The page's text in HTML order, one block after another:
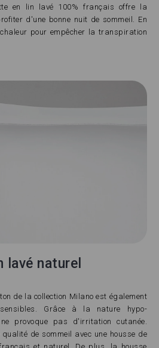
en lin lavé 100% français offre la
d'une bonne nuit de sommeil. En
pour empêcher la transpiration
lavé naturel
de la collection Milano est également
Grâce à la nature hypo-
provoque pas d'irritation cutanée.
de sommeil avec une housse de